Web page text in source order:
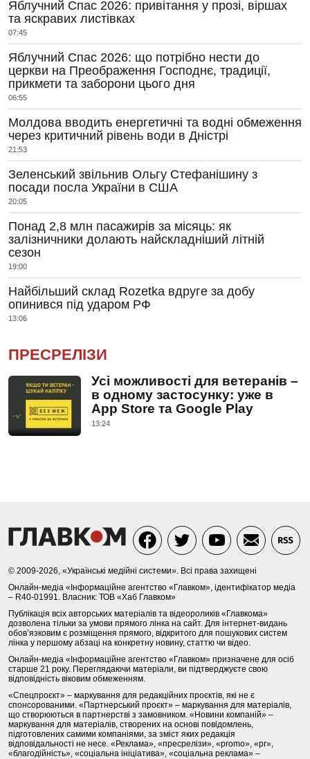
Яблучний Спас 2026: привітання у прозі, віршах
та яскравих листівках
07:45
Яблучний Спас 2026: що потрібно нести до
церкви на Преображення Господнє, традиції,
прикмети та заборони цього дня
06:55
Молдова вводить енергетичні та водні обмеження
через критичний рівень води в Дністрі
21:53
Зеленський звільнив Ольгу Стефанішину з
посади посла України в США
20:05
Понад 2,8 млн пасажирів за місяць: як
залізничники долають найскладніший літній
сезон
19:00
Найбільший склад Rozetka вдруге за добу
опинився під ударом РФ
13:06
ПРЕСРЕЛІЗИ
Усі можливості для ветеранів –
в одному застосунку: уже в
App Store та Google Play
13:24
© 2009-2026, «Українські медійні системи». Всі права захищені
Онлайн-медіа «Інформаційне агентство «Главком», ідентифікатор медіа
– R40-01991. Власник: ТОВ «Хаб Главком»
Публікація всіх авторських матеріалів та відеороликів «Главкома»
дозволена тільки за умови прямого лінка на сайт. Для інтернет-видань
обов’язковим є розміщення прямого, відкритого для пошукових систем
лінка у першому абзаці на конкретну новину, статтю чи відео.
Онлайн-медіа «Інформаційне агентство «Главком» призначене для осіб
старше 21 року. Переглядаючи матеріали, ви підтверджуєте свою
відповідність віковим обмеженням.
«Спецпроєкт» – маркування для редакційних проєктів, які не є
спонсорованими. «Партнерський проєкт» – маркування для матеріалів,
що створюються в партнерстві з замовником. «Новини компаній» –
маркування для матеріалів, створених на основі повідомлень,
підготовлених самими компаніями, за зміст яких редакція
відповідальності не несе. «Реклама», «пресрелізи», «promo», «pr»,
«благодійність», «соціальна ініціатива», «соціальна реклама» –